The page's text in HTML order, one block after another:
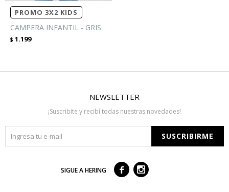
PROMO 3X2 KIDS
CAMPERA INFANTIL - GRIS
$ 1.199
NEWSLETTER
¡Suscribite y recibí todas nuestras novedades!
SUSCRIBIRME
SIGUE A HERING  